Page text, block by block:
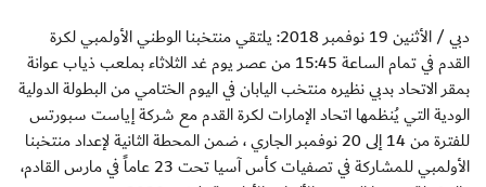
دبي / الأثنين 19 نوفمبر 2018: يلتقي منتخبنا الوطني الأولمبي لكرة
القدم في تمام الساعة 15:45 من عصر يوم غد الثلاثاء بملعب ذياب عوانة
بمقر الاتحاد بدبي نظيره منتخب اليابان في اليوم الختامي من البطولة الدولية
الودية التي يُنظمها اتحاد الإمارات لكرة القدم مع شركة إياست سبورتس
للفترة من 14 إلى 20 نوفمبر الجاري ، ضمن المحطة الثانية لإعداد منتخبنا
الأولمبي للمشاركة في تصفيات كأس آسيا تحت 23 عاماً في مارس القادم،